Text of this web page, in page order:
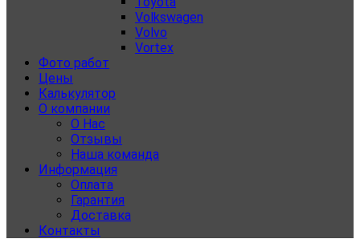
Volkswagen
Volvo
Vortex
Фото работ
Цены
Калькулятор
О компании
О Нас
Отзывы
Наша команда
Информация
Оплата
Гарантия
Доставка
Контакты